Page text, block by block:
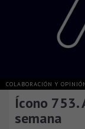
COLABORACIÓN Y
Ícono 753.
semana